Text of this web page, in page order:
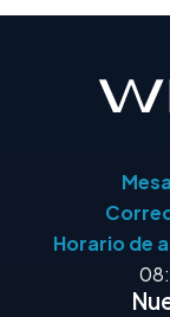
Horario de